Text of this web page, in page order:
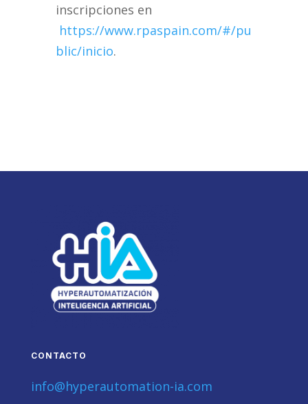
inscripciones en
https://www.rpaspain.com/#/pu
blic/inicio.
CONTACTO
info@hyperautomation-ia.com